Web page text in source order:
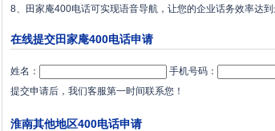
8、田家庵400电话可实现语音导航，让您的企业话务效率达到
在线提交田家庵400电话申请
姓名：
手机号码：
提交申请后，我们客服第一时间联系您！
淮南其他地区400电话申请